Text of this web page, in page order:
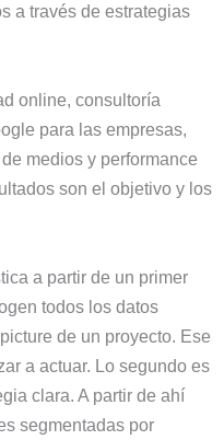
a través de estrategias
online, consultoría
para las empresas,
medios y performance
son el objetivo y los
a partir de un primer
todos los datos
de un proyecto. Ese
a actuar. Lo segundo es
clara. A partir de ahí
segmentadas por